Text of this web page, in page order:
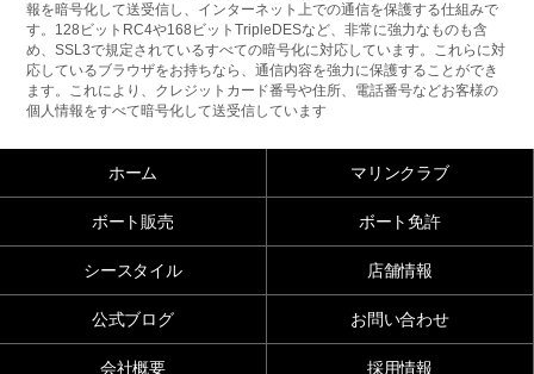
報を暗号化して送受信し、インターネット上での通信を保護する仕組みで
す。128ビットRC4や168ビットTripleDESなど、非常に強力なものも含
め、SSL3で規定されているすべての暗号化に対応しています。これらに対
応しているブラウザをお持ちなら、通信内容を強力に保護することができ
ます。これにより、クレジットカード番号や住所、電話番号などお客様の
個人情報をすべて暗号化して送受信しています
ホーム マリンクラブ
ボート販売 ボート免許
シースタイル 店舗情報
公式ブログ お問い合わせ
会社概要 採用情報